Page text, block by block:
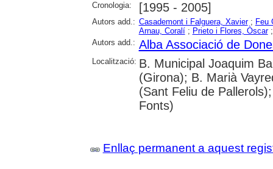
Cronologia: [1995 - 2005]
Autors add.: Casademont i Falguera, Xavier; Feu
Arnau, Coralí; Prieto i Flores, Òscar
Autors add.: Alba Associació de
Localització: B. Municipal Joaquim
(Girona); B. Marià
(Sant Feliu de
Fonts)
Enllaç permanent a aquest